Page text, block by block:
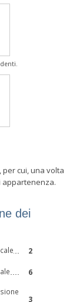
cui, una volta
appartenenza.
dei
2
6
3